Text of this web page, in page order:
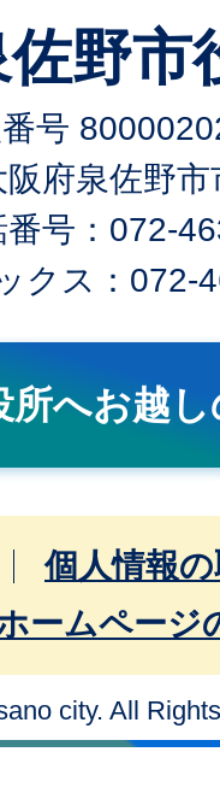
佐野市
号
府泉佐野市
番号：072-
クス：072-
所へお越
個人情報
ームページ
city. All